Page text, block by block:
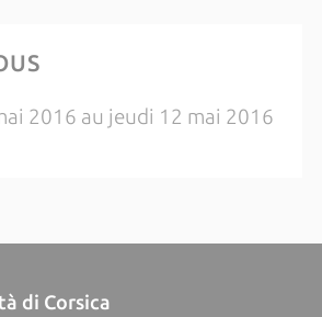
2016 au jeudi 12 mai 2016
di Corsica